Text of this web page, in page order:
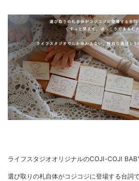
ライフスタジオオリジナルのCOJI-COJI
選び取りの札自体がコジコジに登場する台詞で